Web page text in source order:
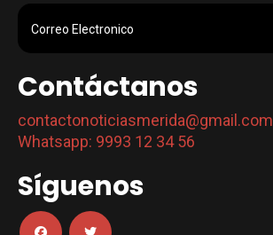
Contáctanos
contactonoticiasmerida@gmail.com
Whatsapp: 9993 12 34 56
Síguenos